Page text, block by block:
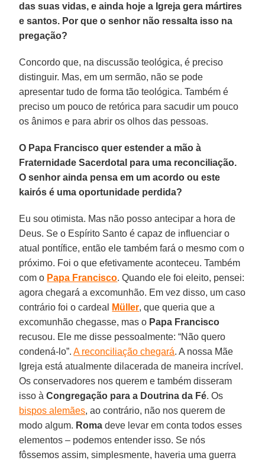
das suas vidas, e ainda hoje a Igreja gera mártires
e santos. Por que o senhor não ressalta isso na
pregação?
Concordo que, na discussão teológica, é preciso
distinguir. Mas, em um sermão, não se pode
apresentar tudo de forma tão teológica. Também é
preciso um pouco de retórica para sacudir um pouco
os ânimos e para abrir os olhos das pessoas.
O Papa Francisco quer estender a mão à
Fraternidade Sacerdotal para uma reconciliação.
O senhor ainda pensa em um acordo ou este
kairós é uma oportunidade perdida?
Eu sou otimista. Mas não posso antecipar a hora de
Deus. Se o Espírito Santo é capaz de influenciar o
atual pontífice, então ele também fará o mesmo com o
próximo. Foi o que efetivamente aconteceu. Também
com o Papa Francisco. Quando ele foi eleito, pensei:
agora chegará a excomunhão. Em vez disso, um caso
contrário foi o cardeal
Müller, que queria que a
excomunhão chegasse, mas o Papa Francisco
recusou. Ele me disse pessoalmente: “Não quero
condená-lo”.A reconciliação chegará. A nossa Mãe
Igreja está atualmente dilacerada de maneira incrível.
Os conservadores nos querem e também disseram
isso àCongregação para a Doutrina da Fé. Os
bispos alemães, ao contrário, não nos querem de
modo algum. Roma deve levar em conta todos esses
elementos – podemos entender isso. Se nós
fôssemos assim, simplesmente, haveria uma guerra